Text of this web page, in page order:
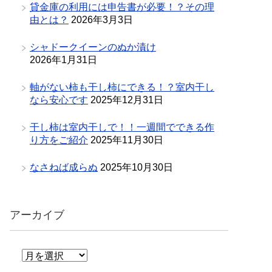
貸金庫の利用には申告書が必要！？その理
由とは？ 2026年3月3日
シャドークイーンのぬか漬け
2026年1月31日
軸がない柿も干し柿にできる！？室内干し
なら安心です 2025年12月31日
干し柿は室内干しで！！一週間でできる作
り方をご紹介 2025年11月30日
なさねば成らぬ 2025年10月30日
アーカイブ
ア